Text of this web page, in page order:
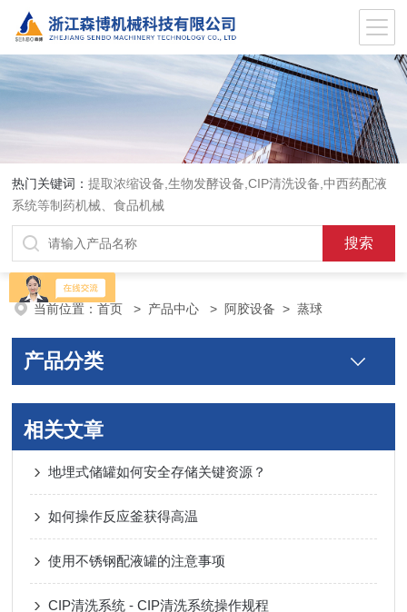
热门关键词：提取浓缩设备,生物发酵设备,CIP清洗设备,中西药配液
系统等制药机械、食品机械
当前位置：首页 > 产品中心 > 阿胶设备 >蒸球
产品分类
相关文章
地埋式储罐如何安全存储关键资源？
如何操作反应釜获得高温
使用不锈钢配液罐的注意事项
CIP清洗系统 - CIP清洗系统操作规程